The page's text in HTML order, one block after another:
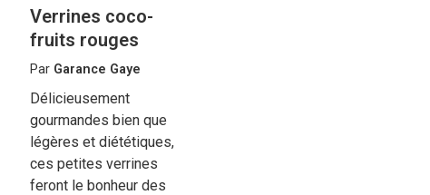
Verrines coco-
fruits rouges
Par Garance Gaye
Délicieusement
gourmandes bien que
légères et diététiques,
ces petites verrines
feront le bonheur des